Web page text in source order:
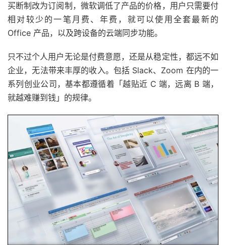
买断制改为订阅制，微软调低了产品的价格，用户只需要付
相对较少的一笔月费、年费，就可以使用全套最新的
Office 产品，以及跨设备的云端同步功能。
只不过个人用户无论是付费意愿，还是从稳定性，都远不如
企业，无法带来丰厚的收入。包括 Slack、Zoom 在内的一
系列创业公司，基本都遵循着「越贴近 C 端，远离 B 端，
就越难赚到钱」的规律。